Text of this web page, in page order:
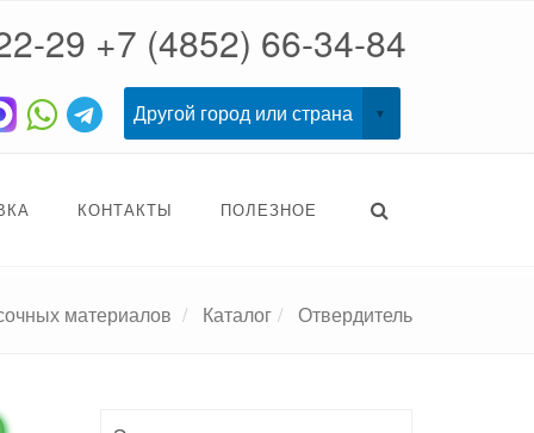
29 +7 (4852) 66-34-84
КОНТАКТЫ ПОЛЕЗНОЕ
материалов Каталог Отвердитель